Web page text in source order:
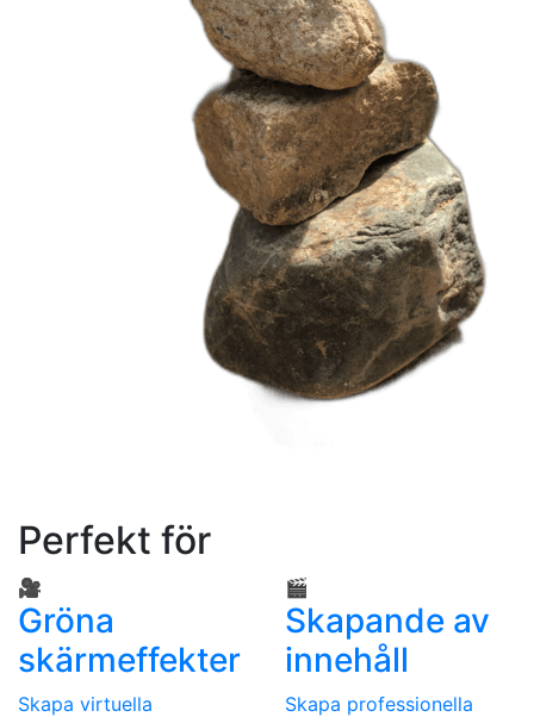
Perfekt för
🎥
Gröna
skärmeffekter
Skapa virtuella
🎬
Skapande av
innehåll
Skapa professionella